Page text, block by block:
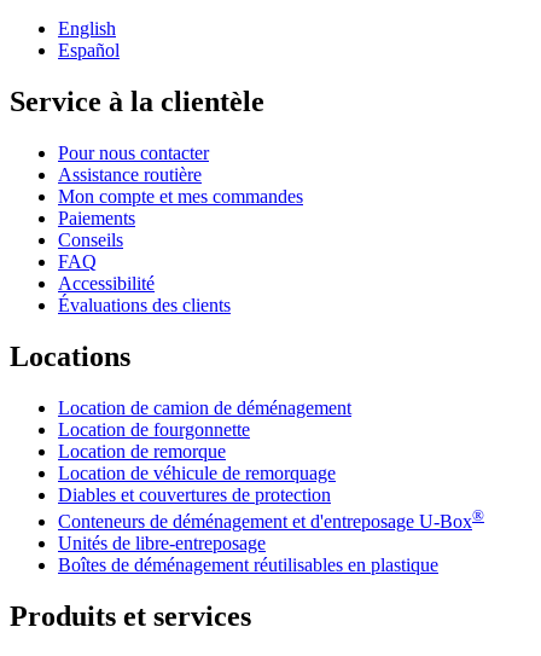
English
Español
Service à la clientèle
Pour nous contacter
Assistance routière
Mon compte et mes commandes
Paiements
Conseils
FAQ
Accessibilité
Évaluations des clients
Locations
Location de camion de déménagement
Location de fourgonnette
Location de remorque
Location de véhicule de remorquage
Diables et couvertures de protection
Conteneurs de déménagement et d'entreposage U-Box®
Unités de libre-entreposage
Boîtes de déménagement réutilisables en plastique
Produits et services